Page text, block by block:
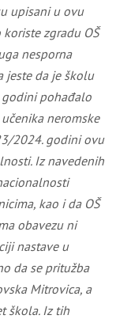
upisani u ovu
zgradu OŠ
nesporna
jeste da je školu
godini pohađalo
neromske
2024. godini ovu
Iz navedenih
kao i da OŠ
obavezu ni
nastave u
da se pritužba
Mitrovica, a
škola. Iz tih